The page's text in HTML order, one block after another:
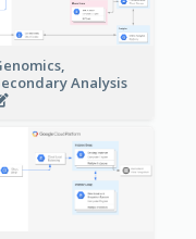
Analysis